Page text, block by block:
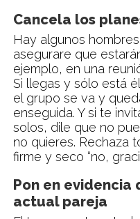
Cancela los
Hay algunos
asegurare que
ejemplo, en una
Si llegas y sólo está
el grupo se va y
enseguida. Y si te
solos, dile que no
no quieres. Rechaza
firme y seco “no,
Pon en evidencia
actual pareja